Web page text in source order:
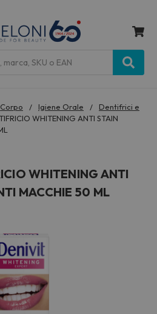
Corpo Igiene Orale
Dentifrici e
WHITENING ANTI STAIN
WHITENING ANTI
MACCHIE 50 ML